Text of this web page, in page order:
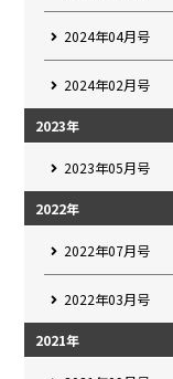
2024年04月号
2024年02月号
2023年
2023年05月号
2022年
2022年07月号
2022年03月号
2021年